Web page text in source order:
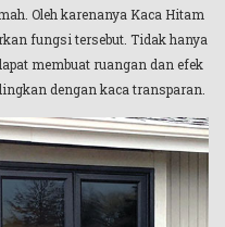
Oleh karenanya Kaca Hitam
fungsi tersebut. Tidak hanya
membuat ruangan dan efek
dengan kaca transparan.